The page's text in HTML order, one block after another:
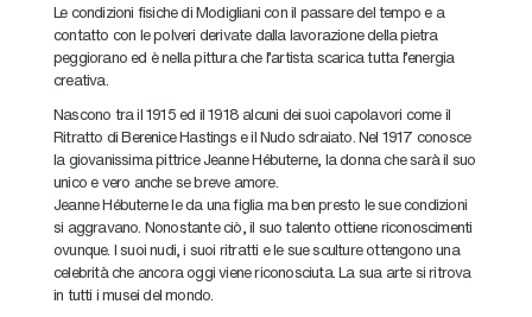
Le condizioni fisiche di Modigliani con il passare del tempo e a
contatto con le polveri derivate dalla lavorazione della pietra
peggiorano ed è nella pittura che l’artista scarica tutta l’energia
creativa.
Nascono tra il 1915 ed il 1918 alcuni dei suoi capolavori come il
Ritratto di Berenice Hastings e il Nudo sdraiato. Nel 1917 conosce
la giovanissima pittrice Jeanne Hébuterne, la donna che sarà il suo
unico e vero anche se breve amore.
Jeanne Hébuterne le da una figlia ma ben presto le sue condizioni
si aggravano. Nonostante ciò, il suo talento ottiene riconoscimenti
ovunque. I suoi nudi, i suoi ritratti e le sue sculture ottengono una
celebrità che ancora oggi viene riconosciuta. La sua arte si ritrova
in tutti i musei del mondo.